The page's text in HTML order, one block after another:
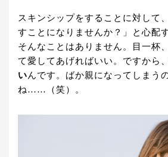
スキンシップをすることに対して
すことになりませんか？」と心配
そんなことはありません。目一杯
て愛してあげればいい。ですから、
いんです。ばか親になってしまう
ね……（笑）。